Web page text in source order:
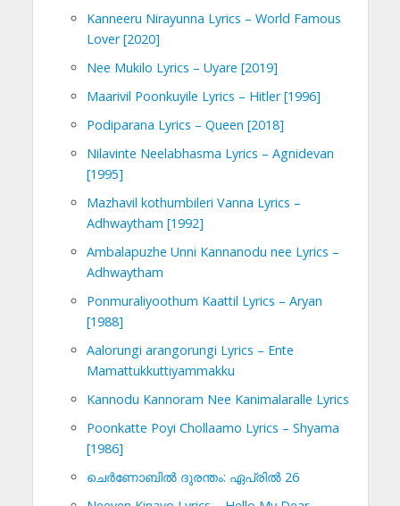
Kanneeru Nirayunna Lyrics – World Famous
Lover [2020]
Nee Mukilo Lyrics – Uyare [2019]
Maarivil Poonkuyile Lyrics – Hitler [1996]
Podiparana Lyrics – Queen [2018]
Nilavinte Neelabhasma Lyrics – Agnidevan
[1995]
Mazhavil kothumbileri Vanna Lyrics –
Adhwaytham [1992]
Ambalapuzhe Unni Kannanodu nee Lyrics –
Adhwaytham
Ponmuraliyoothum Kaattil Lyrics – Aryan
[1988]
Aalorungi arangorungi Lyrics – Ente
Mamattukkuttiyammakku
Kannodu Kannoram Nee Kanimalaralle Lyrics
Poonkatte Poyi Chollaamo Lyrics – Shyama
[1986]
ചെര്‍ണോബില്‍ ദുരന്തം: ഏപ്രില്‍ 26